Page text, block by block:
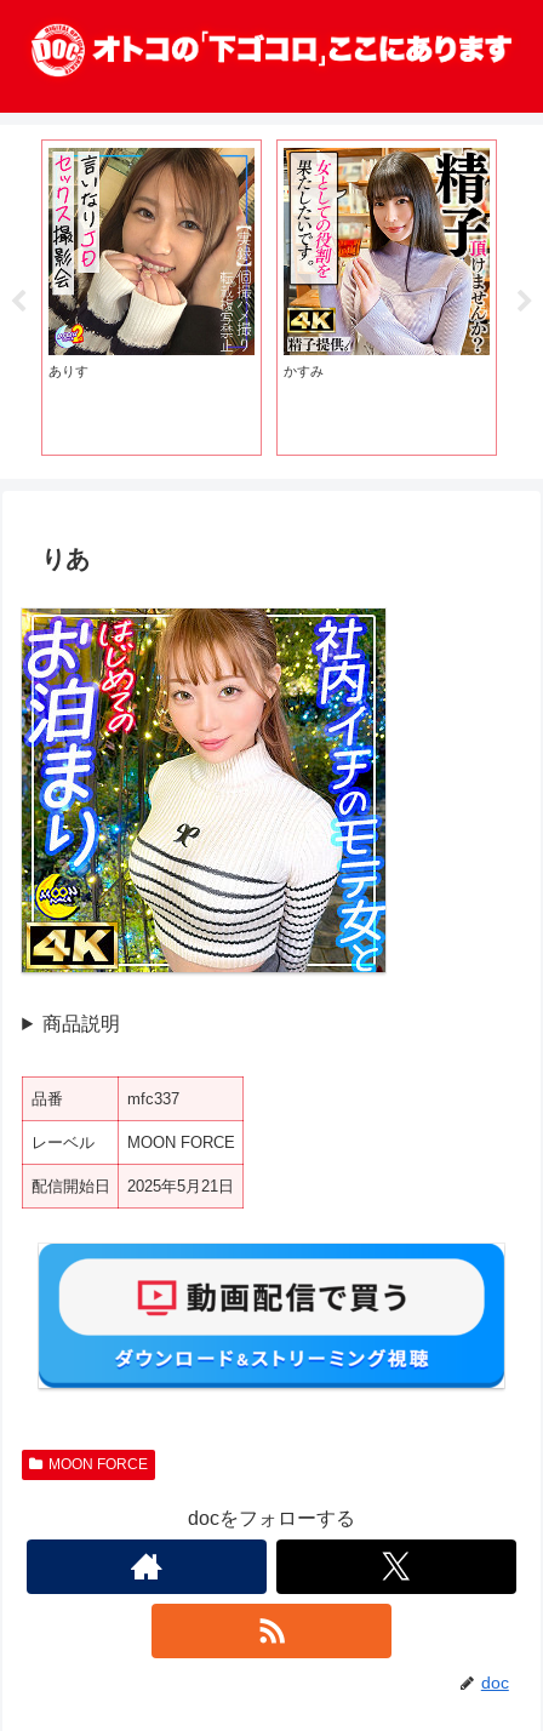
ありす かすみ
りあ
商品説明
品番 mfc337
レーベル MOON FORCE
配信開始日 2025年5月21日
MOON FORCE
docをフォローする
doc